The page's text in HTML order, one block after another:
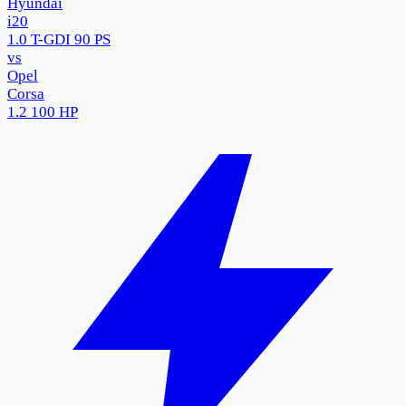
i20
1.0 T-GDI 90 PS
vs
Opel
Corsa
1.2 100 HP